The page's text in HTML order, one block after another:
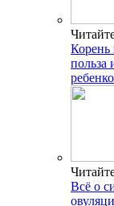
польза
Всё о